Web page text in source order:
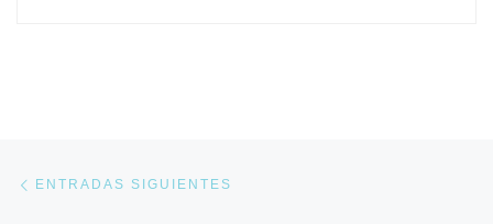
Navegación de entradas
ENTRADAS SIGUIENTES